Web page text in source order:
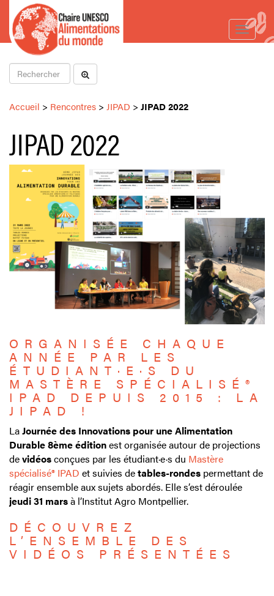
Toggle
Accueil > Rencontres > JIPAD > JIPAD 2022
JIPAD 2022
ORGANISÉE CHAQUE
ANNÉE PAR LES
ÉTUDIANT·E·S DU
MASTÈRE SPÉCIALISÉ®
IPAD DEPUIS 2015 : LA
JIPAD !
LaJournée des Innovations pour une Alimentation
Durable 8ème éditionest organisée autour de projections
devidéosconçues par les étudiant·e·s du Mastère
spécialisé® IPAD et suivies detables-rondes permettant de
réagir ensemble aux sujets abordés. Elle s’est déroulée
jeudi 31 marsà l’Institut Agro Montpellier.
DÉCOUVREZ
L’ENSEMBLE DES
VIDÉOS PRÉSENTÉES